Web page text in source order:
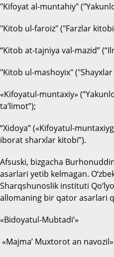
"Kifoyat al-muntahiy"
"Kitob ul-faroiz" ("Farzlar
“Kitob at-tajniya val-mazid”
"Kitob ul-mashoyix"
«Kifoyatul-muntaxiy»
ta’limot”);
“Xidoya” («Kifoyatul-
iborat sharxlar kitobi”).
Afsuski, bizgacha
asarlari yetib kelmagan.
Sharqshunoslik instituti
allomaning bir qator asarlari
«Bidoyatul-Mubtadi’»
«Majma’ Muxtorot an navozil»